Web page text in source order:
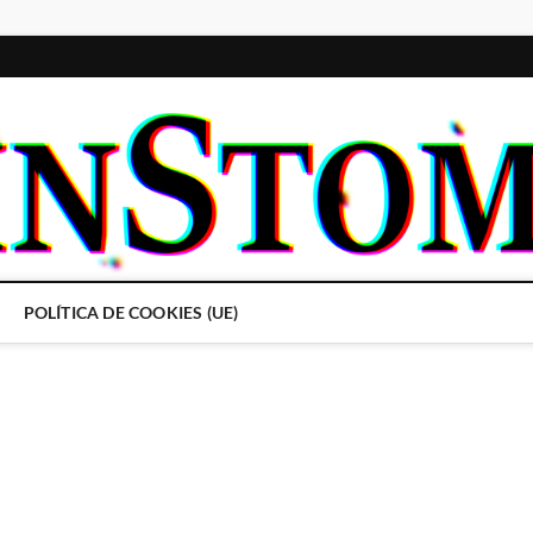
POLÍTICA DE COOKIES (UE)